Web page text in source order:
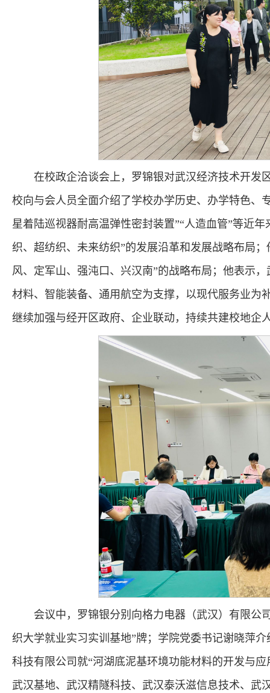
在校政企洽谈会上，罗锦银对武汉经济技术开发
校向与会人员全面介绍了学校办学历史、办学特色、
星着陆巡视器耐高温弹性密封装置”“人造血管”等近
织、超纺织、未来纺织”的发展沿革和发展战略布局
风、定军山、强沌口、兴汉南”的战略布局；他表示
材料、智能装备、通用航空为支撑，以现代服务业为
继续加强与经开区政府、企业联动，持续共建校地企
会议中，罗锦银分别向格力电器（武汉）有限公
织大学就业实习实训基地”牌；学院党委书记谢晓萍
科技有限公司就“河湖底泥基环境功能材料的开发与
武汉基地、武汉精隧科技、武汉泰沃滋信息技术、武